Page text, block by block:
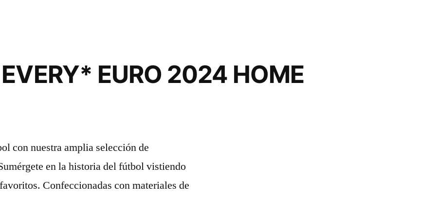
EURO 2024 HOME
con nuestra amplia selección de
en la historia del fútbol vistiendo
Confeccionadas con materiales de